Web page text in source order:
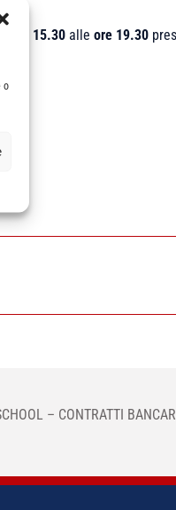
o
ore 15.30 alle ore 19.30
– CONTRATTI